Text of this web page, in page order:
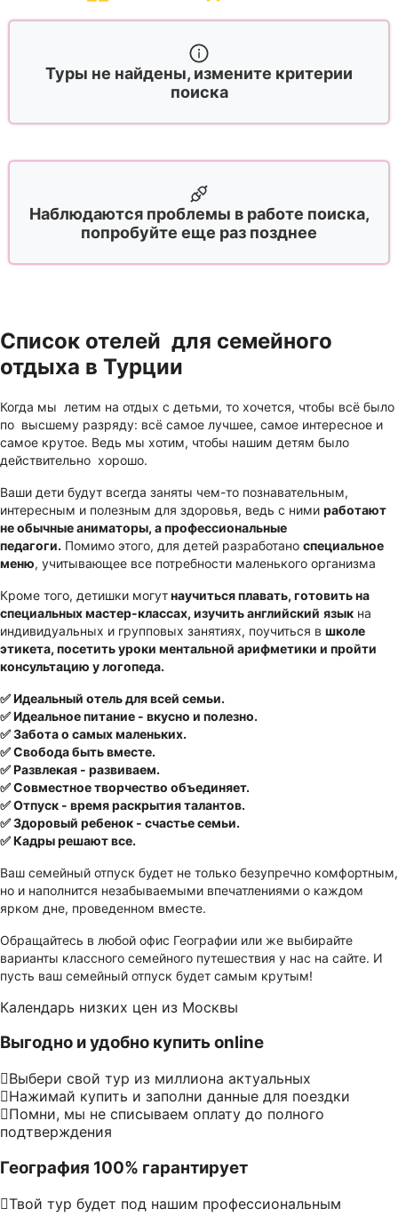
Туры не найдены, измените критерии
поиска
Наблюдаются проблемы в работе поиска,
попробуйте еще раз позднее
Список отелей для семейного
отдыха в Турции
Когда мы летим на отдых с детьми, то хочется, чтобы всё было
по высшему разряду: всё самое лучшее, самое интересное и
самое крутое. Ведь мы хотим, чтобы нашим детям было
действительно хорошо.
Ваши дети будут всегда заняты чем-то познавательным,
интересным и полезным для здоровья, ведь с ними работают
не обычные аниматоры, а профессиональные
педагоги. Помимо этого, для детей разработано специальное
меню, учитывающее все потребности маленького организма
Кроме того, детишки могутнаучиться плавать, готовить на
специальных мастер-классах, изучить английский язык на
индивидуальных и групповых занятиях, поучиться в школе
этикета, посетить уроки ментальной арифметики и пройти
консультацию у логопеда.
✅ Идеальный отель для всей семьи.
✅ Идеальное питание - вкусно и полезно.
✅ Забота о самых маленьких.
✅ Свобода быть вместе.
✅ Развлекая - развиваем.
✅ Совместное творчество объединяет.
✅ Отпуск - время раскрытия талантов.
✅ Здоровый ребенок - счастье семьи.
✅ Кадры решают все.
Ваш семейный отпуск будет не только безупречно комфортным,
но и наполнится незабываемыми впечатлениями о каждом
ярком дне, проведенном вместе.
Обращайтесь в любой офис Географии или же выбирайте
варианты классного семейного путешествия у нас на сайте. И
пусть ваш семейный отпуск будет самым крутым!
Календарь низких цен из Москвы
Выгодно и удобно купить online
Выбери свой тур из миллиона актуальных
Нажимай купить и заполни данные для поездки
Помни, мы не списываем оплату до полного
подтверждения
География 100% гарантирует
Твой тур будет под нашим профессиональным